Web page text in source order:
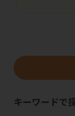
キーワードで